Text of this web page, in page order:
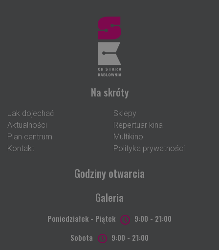
Na skróty
Jak dojechać
Aktualności
Plan centrum
Kontakt
Sklepy
Repertuar kina
Multikino
Polityka prywatności
Godziny otwarcia
Galeria
Poniedziałek - Piątek
9:00 - 21:00
Sobota
9:00 - 21:00